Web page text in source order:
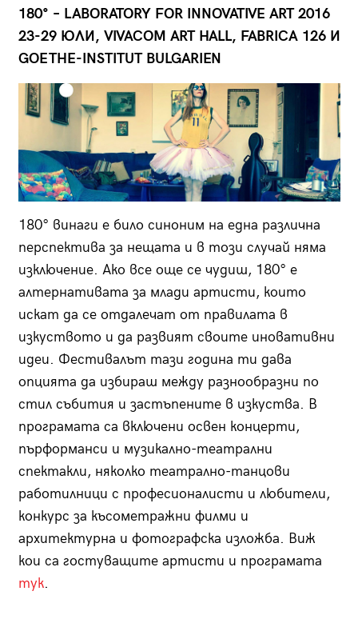
180° – LABORATORY FOR INNOVATIVE ART 2016
23-29 ЮЛИ, VIVACOM ART HALL, FABRICA 126 И
GOETHE-INSTITUT BULGARIEN
180° винаги е било синоним на една различна
перспектива за нещата и в този случай няма
изключение. Ако все още се чудиш, 180° е
алтернативата за млади артисти, които
искат да се отдалечат от правилата в
изкуството и да развият своите иновативни
идеи. Фестивалът тази година ти дава
опцията да избираш между разнообразни по
стил събития и застъпените в изкуства. В
програмата са включени освен концерти,
пърформанси и музикално-театрални
спектакли, няколко театрално-танцови
работилници с професионалисти и любители,
конкурс за късометражни филми и
архитектурна и фотографска изложба. Виж
кои са гостуващите артисти и програмата
тук.